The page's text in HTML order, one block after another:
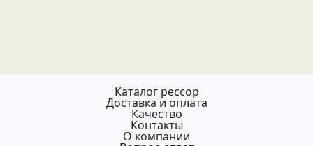
Каталог рессор
Доставка и оплата
Качество
Контакты
О компании